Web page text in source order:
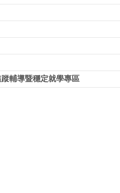
輔導暨穩定就學專區